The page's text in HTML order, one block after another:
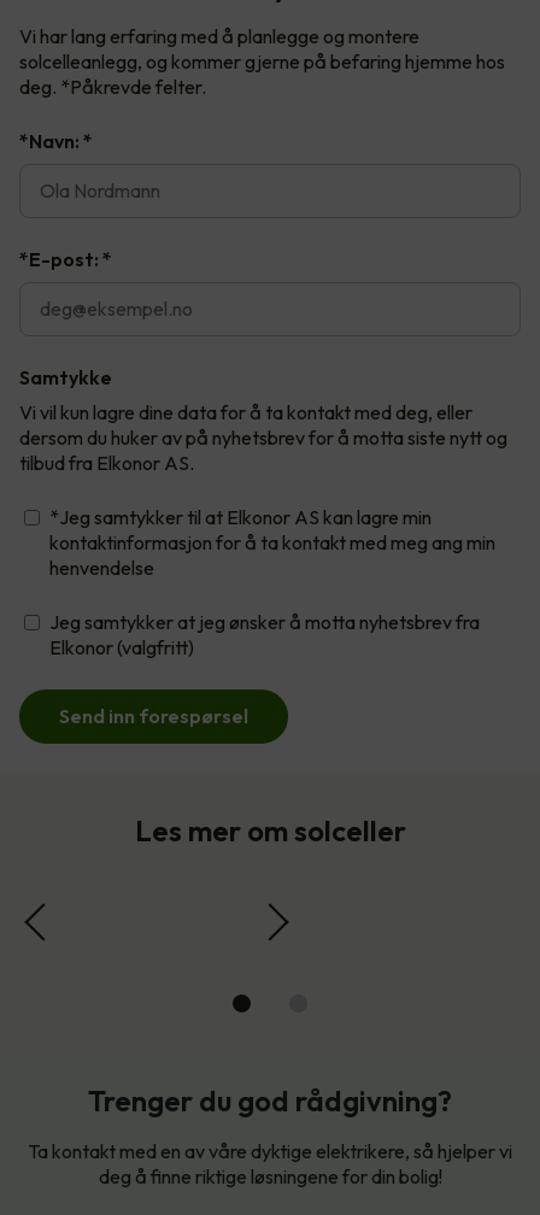
Vi har lang erfaring med å planlegge og montere
solcelleanlegg, og kommer gjerne på befaring hjemme hos
deg. *Påkrevde felter.
*Navn: *
*E-post: *
Samtykke
Vi vil kun lagre dine data for å ta kontakt med deg, eller
dersom du huker av på nyhetsbrev for å motta siste nytt og
tilbud fra Elkonor AS.
*Jeg samtykker til at Elkonor AS kan lagre min
kontaktinformasjon for å ta kontakt med meg ang min
henvendelse
Jeg samtykker at jeg ønsker å motta nyhetsbrev fra
Elkonor (valgfritt)
Send inn forespørsel
Les mer om solceller
Trenger du god rådgivning?
Ta kontakt med en av våre dyktige elektrikere, så hjelper vi
deg å finne riktige løsningene for din bolig!